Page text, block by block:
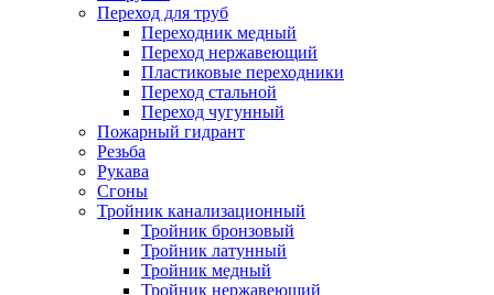
Переход для труб
Переходник медный
Переход нержавеющий
Пластиковые переходники
Переход стальной
Переход чугунный
Пожарный гидрант
Резьба
Рукава
Сгоны
Тройник канализационный
Тройник бронзовый
Тройник латунный
Тройник медный
Тройник нержавеющий